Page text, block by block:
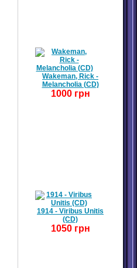
Wakeman, Rick -
Melancholia (CD)
1000 грн
1914 - Viribus Unitis
(CD)
1050 грн